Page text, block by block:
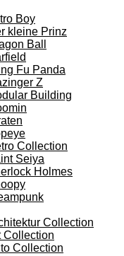
Boy
kleine Prinz
Ball
Fu Panda
Z
Building
Collection
Seiya
Holmes
Collection
Collection
Collection